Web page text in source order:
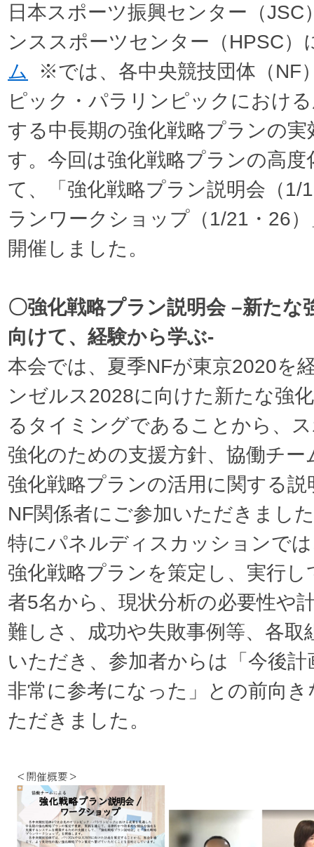
日本スポーツ振興センター（
ンススポーツセンター（HPSC）
ム
※では、各中央競技団体（NF
ピック・パラリンピックにおけ
する中長期の強化戦略プランの
す。今回は強化戦略プランの高
て、「強化戦略プラン説明会（1/
ランワークショップ（1/21・26
開催しました。
〇強化戦略プラン説明会 –新たな
向けて、経験から学ぶ-
本会では、夏季NFが東京2020を
ンゼルス2028に向けた新たな強
るタイミングであることから、
強化のための支援方針、協働チ
強化戦略プランの活用に関する
NF関係者にご参加いただきまし
特にパネルディスカッションで
強化戦略プランを策定し、実行
者5名から、現状分析の必要性や
難しさ、成功や失敗事例等、各
いただき、参加者からは「今後
非常に参考になった」との前向
ただきました。